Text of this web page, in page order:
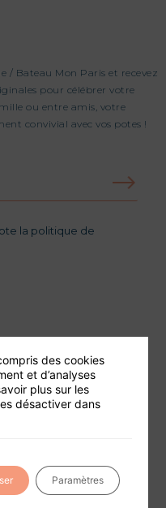
/ Bateau Mon Paris et recevez
pour célébrer votre
ou entre amis, votre
convivial avec vos potes !
la politique de
des cookies
et d’analyses
plus sur les
désactiver dans
Paramètres